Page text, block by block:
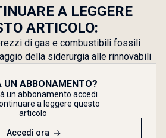
A LEGGERE
ARTICOLO:
di gas e combustibili fossili
della siderurgia alle rinnovabili
UN ABBONAMENTO?
un abbonamento accedi
a leggere questo
articolo
Accedi ora